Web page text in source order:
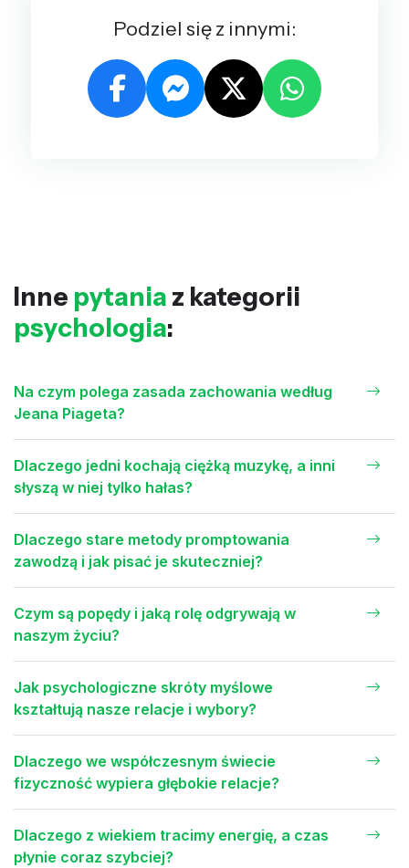
Podziel się z innymi:
Inne pytania z kategorii
psychologia:
Na czym polega zasada zachowania według
Jeana Piageta?
Dlaczego jedni kochają ciężką muzykę, a inni
słyszą w niej tylko hałas?
Dlaczego stare metody promptowania
zawodzą i jak pisać je skuteczniej?
Czym są popędy i jaką rolę odgrywają w
naszym życiu?
Jak psychologiczne skróty myślowe
kształtują nasze relacje i wybory?
Dlaczego we współczesnym świecie
fizyczność wypiera głębokie relacje?
Dlaczego z wiekiem tracimy energię, a czas
płynie coraz szybciej?